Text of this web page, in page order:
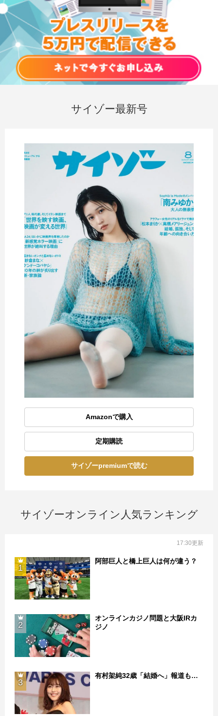
サイゾー最新号
Amazonで購入
定期購読
サイゾーpremiumで読む
サイゾーオンライン人気ランキング
17:30更新
1
阿部巨人と橋上巨人は何が違う？
2
オンラインカジノ問題と大阪IRカ
ジノ
3
有村架純32歳「結婚へ」報道も…